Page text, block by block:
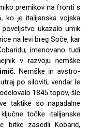
premikov na fronti s
ko je italijanska voj­ska
ukazalo umik
na levi breg Soče, kar
imenovano tudi
v razvoju nemške
Nemške in avstro-
po siloviti, vendar le
1845 topov, šle
taktike so na­padalne
točke italijanske
bitke zasedli Kobarid,